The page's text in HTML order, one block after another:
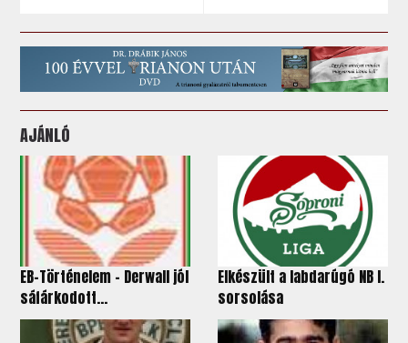
AJÁNLÓ
EB-Történelem - Derwall jól
sáfárkodott...
Elkészült a labdarúgó NB I.
sorsolása